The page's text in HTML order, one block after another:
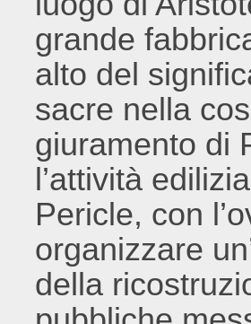
grande
alto del
sacre nella
giuramento di
l’attività
Pericle, con
organizzare
della